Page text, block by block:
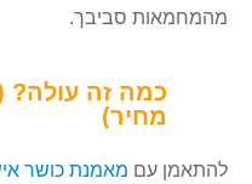
מהמחמאות סביבך.
כמה זה עולה?
מחיר)
להתאמן עם מאמנת כושר